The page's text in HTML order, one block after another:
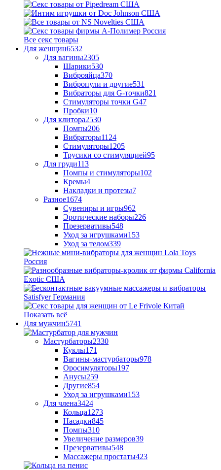
Все секс товары
Для женщин6532
Для вагины2305
Шарики530
Виброяйца370
Вибропули и другие531
Вибраторы для G-точки821
Стимуляторы точки G47
Пробки10
Для клитора2530
Помпы206
Вибраторы1124
Стимуляторы1205
Трусики со стимуляцией95
Для груди113
Помпы и стимуляторы102
Кремы4
Накладки и протезы7
Разное1674
Сувениры и игры962
Эротические наборы226
Презервативы548
Уход за игрушками153
Уход за телом339
Показать всё
Для мужчин5741
Мастурбаторы2330
Куклы171
Вагины-мастурбаторы978
Оросимуляторы197
Анусы259
Другие854
Уход за игрушками153
Для члена3424
Кольца1273
Насадки845
Помпы310
Увеличение размеров39
Презервативы548
Массажеры простаты423